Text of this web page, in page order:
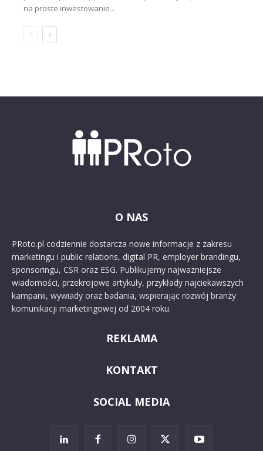
na proste inwestowanie...
O NAS
PRoto.pl codziennie dostarcza nowe informacje z zakresu
marketingu i public relations, digital PR, employer brandingu,
sponsoringu, CSR oraz ESG. Publikujemy najważniejsze
wiadomości, przekrojowe artykuły, przykłady najciekawszych
kampanii, wywiady oraz badania, wspierając rozwój branży
komunikacji marketingowej od 2004 roku.
REKLAMA
KONTAKT
SOCIAL MEDIA